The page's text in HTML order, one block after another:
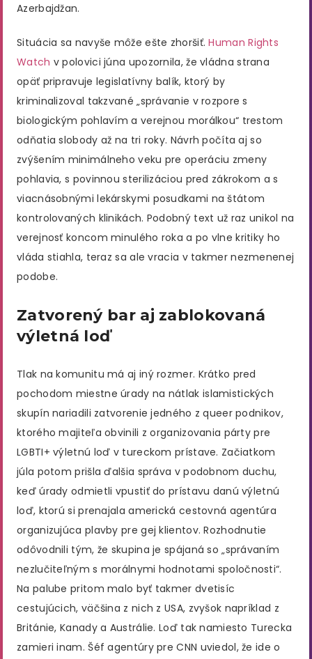
Azerbajdžan.
Situácia sa navyše môže ešte zhoršiť.Human Rights
Watch v polovici júna upozornila, že vládna strana
opäť pripravuje legislatívny balík, ktorý by
kriminalizoval takzvané „správanie v rozpore s
biologickým pohlavím a verejnou morálkou“ trestom
odňatia slobody až na tri roky. Návrh počíta aj so
zvýšením minimálneho veku pre operáciu zmeny
pohlavia, s povinnou sterilizáciou pred zákrokom a s
viacnásobnými lekárskymi posudkami na štátom
kontrolovaných klinikách. Podobný text už raz unikol na
verejnosť koncom minulého roka a po vlne kritiky ho
vláda stiahla, teraz sa ale vracia v takmer nezmenenej
podobe.
Zatvorený bar aj zablokovaná
výletná loď
Tlak na komunitu má aj iný rozmer. Krátko pred
pochodom miestne úrady na nátlak islamistických
skupín nariadili zatvorenie jedného z queer podnikov,
ktorého majiteľa obvinili z organizovania párty pre
LGBTI+ výletnú loď v tureckom prístave. Začiatkom
júla potom prišla ďalšia správa v podobnom duchu,
keď úrady odmietli vpustiť do prístavu danú výletnú
loď, ktorú si prenajala americká cestovná agentúra
organizujúca plavby pre gej klientov. Rozhodnutie
odôvodnili tým, že skupina je spájaná so „správaním
nezlučiteľným s morálnymi hodnotami spoločnosti“.
Na palube pritom malo byť takmer dvetisíc
cestujúcich, väčšina z nich z USA, zvyšok napríklad z
Británie, Kanady a Austrálie. Loď tak namiesto Turecka
zamieri inam. Šéf agentúry pre CNN uviedol, že ide o